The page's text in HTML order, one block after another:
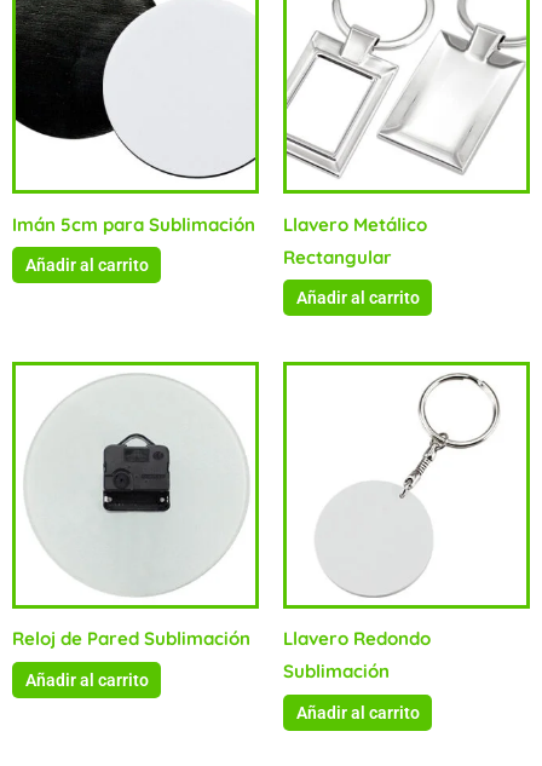
Imán 5cm para Sublimación
Añadir al carrito
Llavero Metálico
Rectangular
Añadir al carrito
Reloj de Pared Sublimación
Añadir al carrito
Llavero Redondo
Sublimación
Añadir al carrito